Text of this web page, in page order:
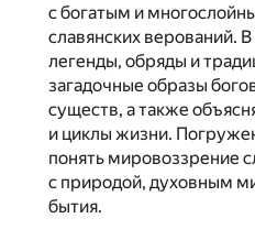
с богатым и
славянских верований.
легенды, обряды и
загадочные образы
существ, а также
и циклы жизни.
понять мировоззрение
с природой, духовным
бытия.